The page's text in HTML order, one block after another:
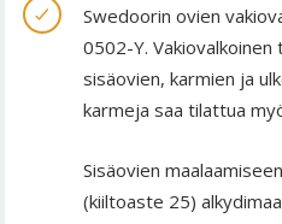
Swedoorin ovien
0502-Y.
sisäovien, karmien ja
karmeja saa tilattua
Sisäovien
(kiiltoaste 25)